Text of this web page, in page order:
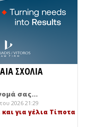
ΣΧΟΛΙΑ
σας...
2026 21:29
και για γέλια Τίποτα